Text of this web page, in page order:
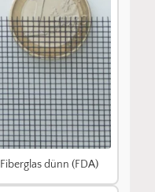
Fiberglas dünn (FDA)